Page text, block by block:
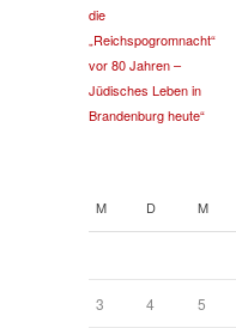
die
„Reichspogromnacht“
vor 80 Jahren –
Jüdisches Leben in
Brandenburg heute“
M D M
3 4 5